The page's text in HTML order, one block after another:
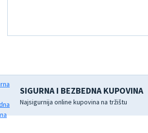
SIGURNA I BEZBEDNA KUPOVINA
Najsigurnija online kupovina na tržištu